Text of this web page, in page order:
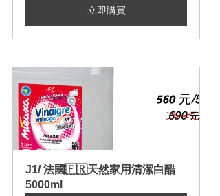
立即購買
J1/ 法國🇫🇷天然家用清潔白醋
5000ml